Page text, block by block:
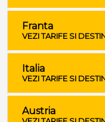
Franta
VEZI TARIFE SI
Italia
VEZI TARIFE SI
Austria